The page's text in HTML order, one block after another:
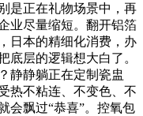
是正在礼物场景中，再
业尽量缩短。翻开铝箔
日本的精细化消费，办
底层的逻辑想大白了。
静静躺正在定制瓷盅
热不粘连、不变色、不
会飘过“恭喜”。控氧包